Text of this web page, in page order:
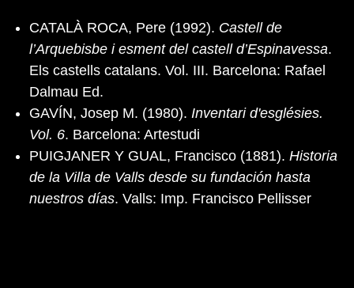
CATALÀ ROCA, Pere (1992). Castell de
l’Arquebisbe i esment del castell d’Espinavessa.
Els castells catalans. Vol. III. Barcelona: Rafael
Dalmau Ed.
GAVÍN, Josep M. (1980). Inventari d'esglésies.
Vol. 6. Barcelona: Artestudi
PUIGJANER Y GUAL, Francisco (1881). Historia
de la Villa de Valls desde su fundación hasta
nuestros días. Valls: Imp. Francisco Pellisser